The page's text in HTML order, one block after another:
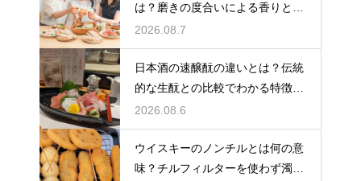
は？磨きの度合いによる香りと味
の差を解説
2026.08.7
日本酒の速醸酛の違いとは？伝統
的な生酛との比較でわかる特徴を
解説
2026.08.6
ウイスキーのノンチルとは何の意
味？チルフィルターを使わず濁り